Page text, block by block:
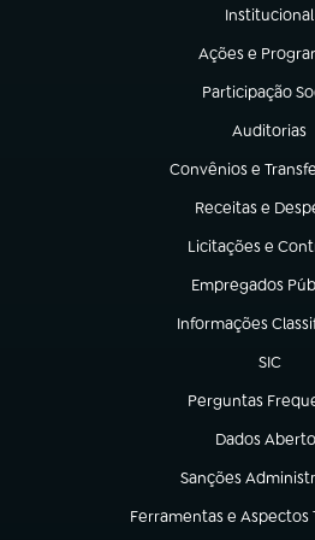
Institucional
(abre em
Ações e
(abre em nova
Participação
(abre em nova
Auditorias
(abre em
Convênios e
(abre em nova aba)
Receitas e
(abre em nova
Licitações e
(abre em nova
Empregados
(abre em nova
Informações
(abre em nova aba)
SIC
(abre
Perguntas
(abre em nova
Dados
(abre em nova
Sanções
(abre em nova
Ferramentas e Aspectos
(abre em nova aba)